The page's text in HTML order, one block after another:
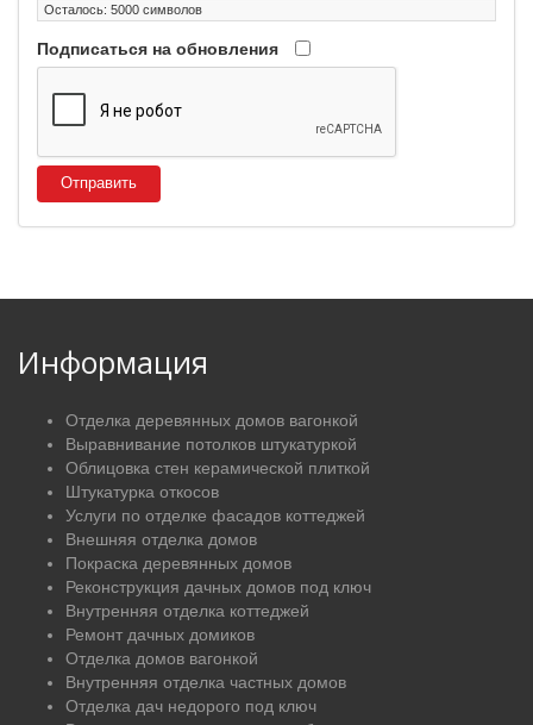
Осталось: 5000 символов
Подписаться на обновления
Отправить
Информация
Отделка деревянных домов вагонкой
Выравнивание потолков штукатуркой
Облицовка стен керамической плиткой
Штукатурка откосов
Услуги по отделке фасадов коттеджей
Внешняя отделка домов
Покраска деревянных домов
Реконструкция дачных домов под ключ
Внутренняя отделка коттеджей
Ремонт дачных домиков
Отделка домов вагонкой
Внутренняя отделка частных домов
Отделка дач недорого под ключ